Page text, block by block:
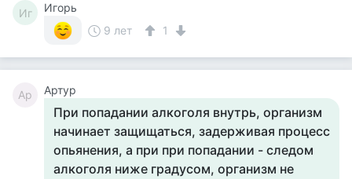
Иг
Игорь
9 лет
1
Ар Артур
При попадании алкоголя внутрь, организм
начинает защищаться, задерживая процесс
опьянения, а при при попадании - следом
алкоголя ниже градусом, организм не